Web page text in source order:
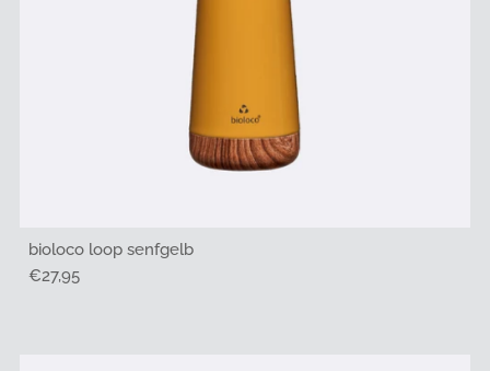
bioloco loop senfgelb
Regulärer
€27,95